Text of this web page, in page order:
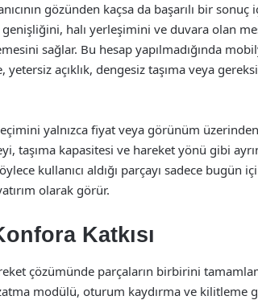
gözünden kaçsa da başarılı bir sonuç
genişliğini, halı yerleşimini ve duvara olan
sağlar. Bu hesap yapılmadığında
yetersiz açıklık, dengesiz taşıma veya
yalnızca fiyat veya görünüm
taşıma kapasitesi ve hareket yönü gibi
kullanıcı aldığı parçayı sadece bugün
olarak görür.
Katkısı
çözümünde parçaların birbirini
modülü, oturum kaydırma ve kilitleme